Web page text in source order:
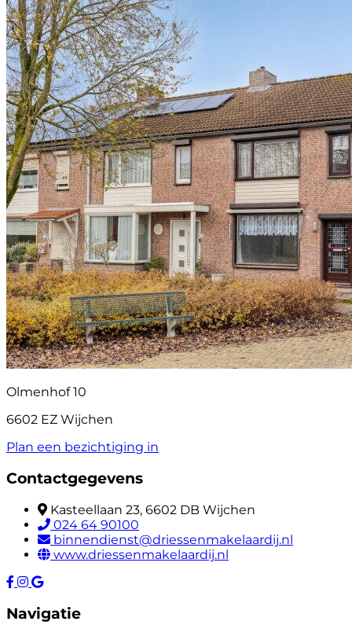
Olmenhof 10
6602 EZ Wijchen
Plan een bezichtiging in
Contactgegevens
Kasteellaan 23, 6602 DB Wijchen
024 64 90100
binnendienst@driessenmakelaardij.nl
www.driessenmakelaardij.nl
Navigatie